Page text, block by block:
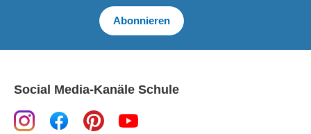
Abonnieren
Social Media-Kanäle Schule